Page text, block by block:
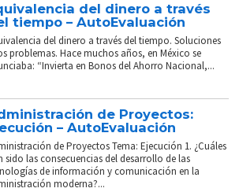
del dinero a través
tiempo – AutoEvaluación
del dinero a través del tiempo. Soluciones
problemas. Hace muchos años, en México se
“Invierta en Bonos del Ahorro Nacional,...
de Proyectos:
– AutoEvaluación
de Proyectos Tema: Ejecución 1. ¿Cuáles
sido las consecuencias del desarrollo de las
de información y comunicación en la
moderna?...